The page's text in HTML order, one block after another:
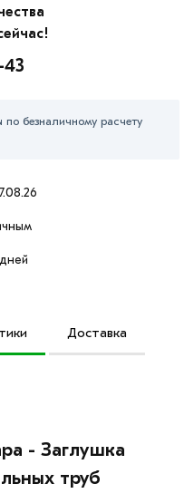
43
безналичному расчету
Доставка
- Заглушка
труб